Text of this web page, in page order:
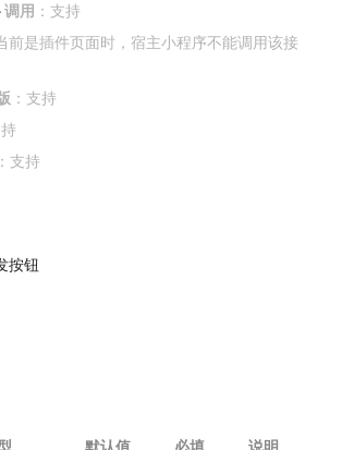
调用 ：支持
前是插件页面时，宿主小程序不能调用该接
：支持
：支持
按钮
默认值 必填 说明